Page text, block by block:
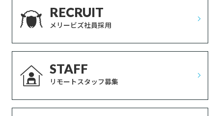
RECRUIT
メリービズ社員採用
STAFF
リモートスタッフ募集